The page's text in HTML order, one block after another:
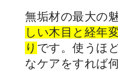
無垢材の最大の
しい木目と経年
り です。使うほ
なケアをすれば